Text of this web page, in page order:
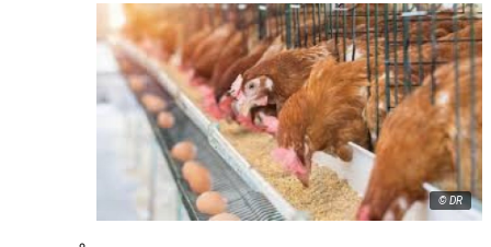
© DR